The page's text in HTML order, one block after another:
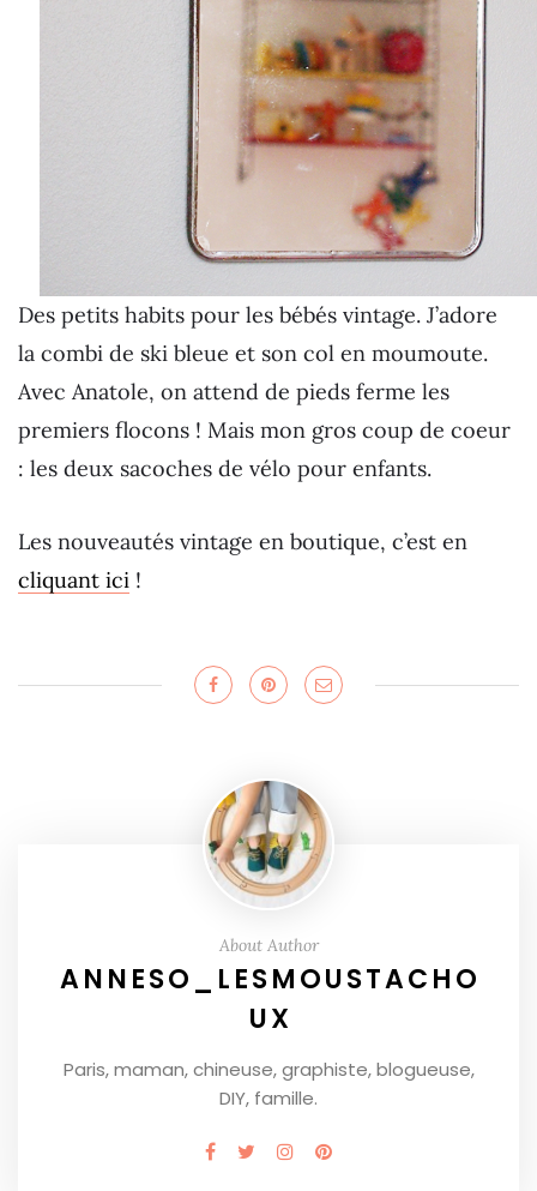
Des petits habits pour les bébés vintage. J’adore
la combi de ski bleue et son col en moumoute.
Avec Anatole, on attend de pieds ferme les
premiers flocons ! Mais mon gros coup de coeur
: les deux sacoches de vélo pour enfants.
Les nouveautés vintage en boutique, c’est en
cliquant ici !
About Author
ANNESO_LESMOUSTACHO
UX
Paris, maman, chineuse, graphiste, blogueuse,
DIY, famille.